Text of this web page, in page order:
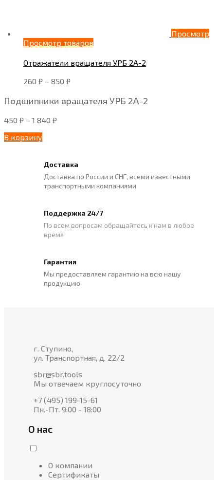
Просмотр
Просмотр товаров
Отражатели вращателя УРБ 2А-2
260 ₽ – 850 ₽
Подшипники вращателя УРБ 2А-2
450 ₽ – 1 840 ₽
В корзину
Доставка
Доставка по России и СНГ, всеми известными
транспортными компаниями
Поддержка 24/7
По всем вопросам обращайтесь к нам в любое
время
Гарантия
Мы предоставляем гарантию на всю нашу
продукцию
г. Ступино,
ул. Транспортная, д. 22/2
sbr@sbr.tools
Мы отвечаем круглосуточно
+7 (495) 199-15-61
Пн.-Пт. 9:00 - 18:00
О нас
О компании
Сертификаты